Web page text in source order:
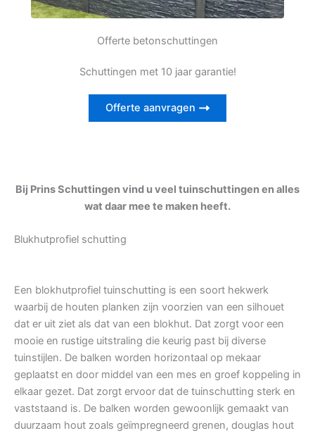
Offerte betonschuttingen
Schuttingen met 10 jaar garantie!
Offerte aanvragen
Bij Prins Schuttingen vind u veel tuinschuttingen en alles
wat daar mee te maken heeft.
Blukhutprofiel schutting
Een blokhutprofiel tuinschutting is een soort hekwerk
waarbij de houten planken zijn voorzien van een silhouet
dat er uit ziet als dat van een blokhut. Dat zorgt voor een
mooie en rustige uitstraling die keurig past bij diverse
tuinstijlen. De balken worden horizontaal op mekaar
geplaatst en door middel van een mes en groef koppeling in
elkaar gezet. Dat zorgt ervoor dat de tuinschutting sterk en
vaststaand is. De balken worden gewoonlijk gemaakt van
duurzaam hout zoals geïmpregneerd grenen, douglas hout